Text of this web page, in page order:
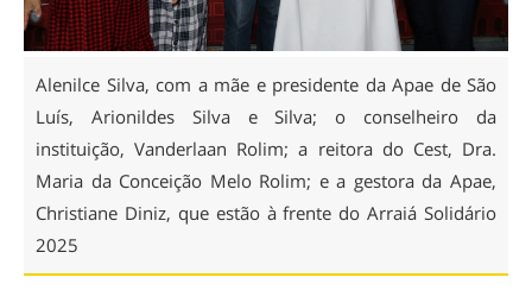
Alenilce Silva, com a mãe e presidente da Apae de São
Luís, Arionildes Silva e Silva; o conselheiro da
instituição, Vanderlaan Rolim; a reitora do Cest, Dra.
Maria da Conceição Melo Rolim; e a gestora da Apae,
Christiane Diniz, que estão à frente do Arraiá Solidário
2025